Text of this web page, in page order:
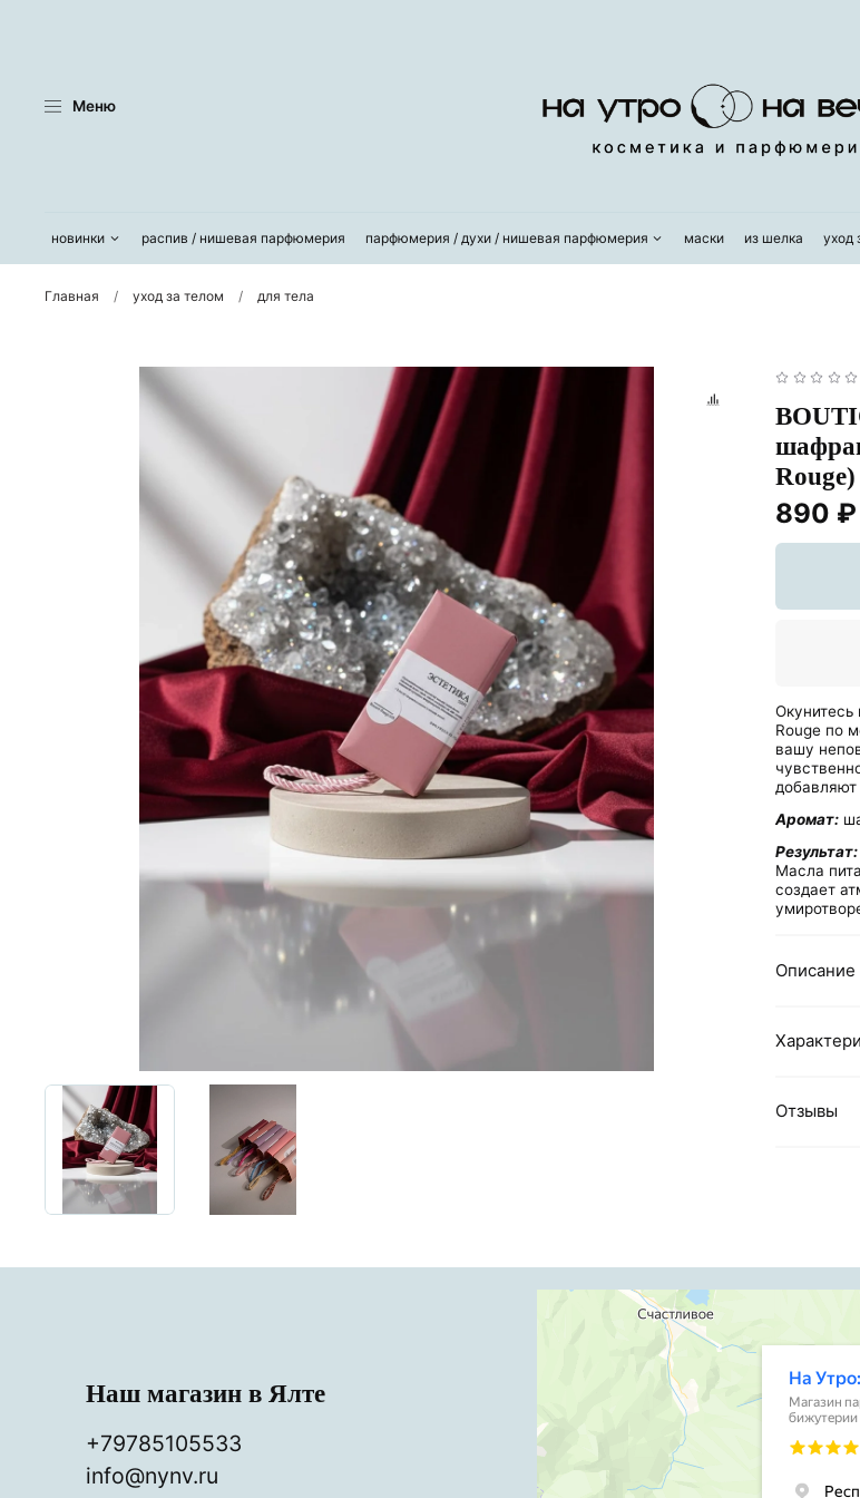
Меню
новинки распив / нишевая парфюмерия парфюмерия / духи / нишевая парфюмерия маски из шелка уход
Главная уход за телом для тела
Rouge)
890 ₽
Окунитесь
Rouge по
вашу
Аромат:
Результат:
Масла
создает
Описание
Отзывы
Наш магазин в Ялте
+79785105533
info@nynv.ru